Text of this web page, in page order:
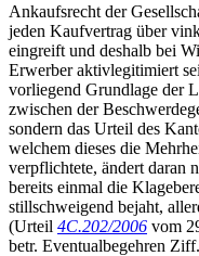
Ankaufsrecht der
jeden Kaufvertrag über
eingreift und deshalb bei
Erwerber aktivlegitimiert
vorliegend Grundlage der
zwischen der
sondern das Urteil des
welchem dieses die
verpflichtete, ändert daran
bereits einmal die
stillschweigend bejaht,
(Urteil 4C.202/2006 vom
betr. Eventualbegehren